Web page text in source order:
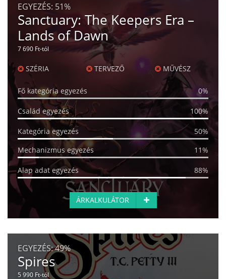
EGYEZÉS: 51%
Sanctuary: The Keepers Era –
Lands of Dawn
7 690 Ft-tól
SZÉRIA TERVEZŐ MŰVÉSZ
Fő kategória egyezés 0%
Család egyezés 100%
Kategória egyezés
50%
Mechanizmus egyezés
11%
Alap adat egyezés 88%
ÁRKALKULÁTOR
EGYEZÉS:49%
Spires
5 990 Ft-tól